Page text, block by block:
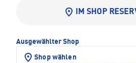
IM SHOP
Ausgewählter Shop
Shop wählen